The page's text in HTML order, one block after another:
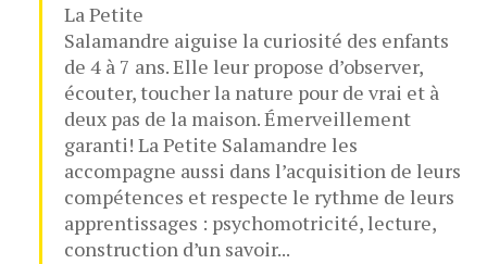
La Petite
Salamandre aiguise la curiosité des enfants
de 4 à 7 ans. Elle leur propose d’observer,
écouter, toucher la nature pour de vrai et à
deux pas de la maison. Émerveillement
garanti! La Petite Salamandre les
accompagne aussi dans l’acquisition de leurs
compétences et respecte le rythme de leurs
apprentissages : psychomotricité, lecture,
construction d’un savoir...